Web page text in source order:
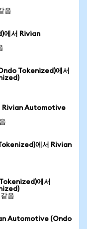
음
에서 Rivian
Tokenized)에서
Rivian Automotive
에서 Rivian
에서
음
Automotive (Ondo